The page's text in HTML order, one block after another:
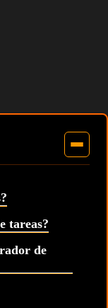
tareas?
de